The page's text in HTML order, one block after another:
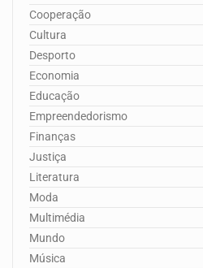
Cooperação
Cultura
Desporto
Economia
Educação
Empreendedorismo
Finanças
Justiça
Literatura
Moda
Multimédia
Mundo
Música